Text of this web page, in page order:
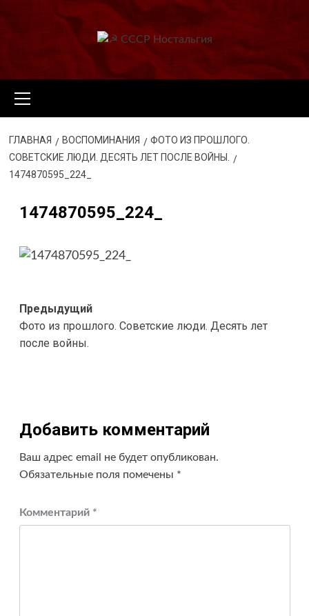
меню
ГЛАВНАЯ ВОСПОМИНАНИЯ
ФОТО ИЗ ПРОШЛОГО.
СОВЕТСКИЕ ЛЮДИ. ДЕСЯТЬ ЛЕТ ПОСЛЕ ВОЙНЫ.
1474870595_224_
1474870595_224_
Навигация
записи
Предыдущий
Фото из прошлого. Советские люди. Десять лет
после войны.
Добавить комментарий
Ваш адрес email не будет опубликован.
Обязательные поля помечены *
Комментарий *